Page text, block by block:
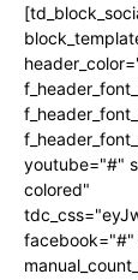
youtube="#"
colored"
facebook="#"